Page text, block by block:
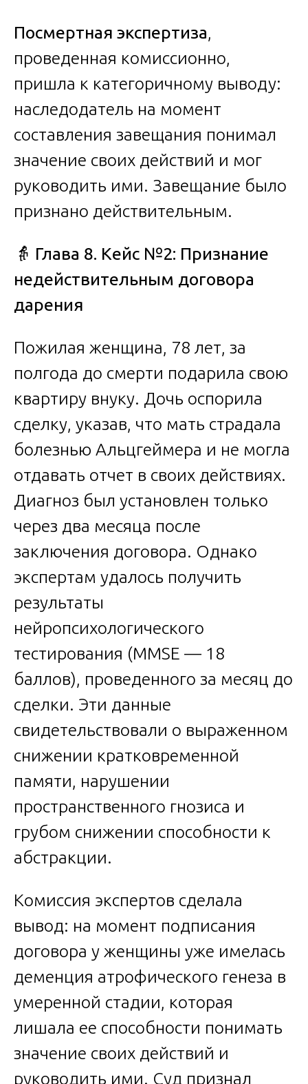
Посмертная экспертиза,
проведенная комиссионно,
пришла к категоричному выводу:
наследодатель на момент
составления завещания понимал
значение своих действий и мог
руководить ими. Завещание было
признано действительным.
👵 Глава 8. Кейс №2: Признание
недействительным договора
дарения
Пожилая женщина, 78 лет, за
полгода до смерти подарила свою
квартиру внуку. Дочь оспорила
сделку, указав, что мать страдала
болезнью Альцгеймера и не могла
отдавать отчет в своих действиях.
Диагноз был установлен только
через два месяца после
заключения договора. Однако
экспертам удалось получить
результаты
нейропсихологического
тестирования (MMSE — 18
баллов), проведенного за месяц до
сделки. Эти данные
свидетельствовали о выраженном
снижении кратковременной
памяти, нарушении
пространственного гнозиса и
грубом снижении способности к
абстракции.
Комиссия экспертов сделала
вывод: на момент подписания
договора у женщины уже имелась
деменция атрофического генеза в
умеренной стадии, которая
лишала ее способности понимать
значение своих действий и
руководить ими. Суд признал